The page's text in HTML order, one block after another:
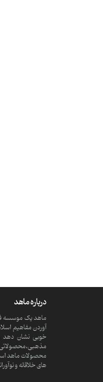
درباره ماهد
آوردن مفاهیم
خوبی نشان دهد
مذهبی،محصولاتی
محصولات ماهد
های خلاقانه و